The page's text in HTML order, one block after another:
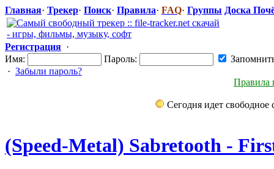
Главная· Трекер· Поиск· Правила· FAQ· Группы Доска
Регистрация ·
Имя:
Пароль:
· Забыли пароль?
Правила
Сегодня идет свободное
(Speed-Metal) Sabretooth -